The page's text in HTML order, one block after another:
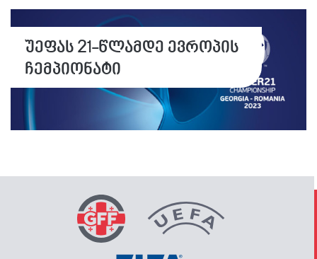
უეფას 21-წლამდე ევროპის
ჩემპიონატი